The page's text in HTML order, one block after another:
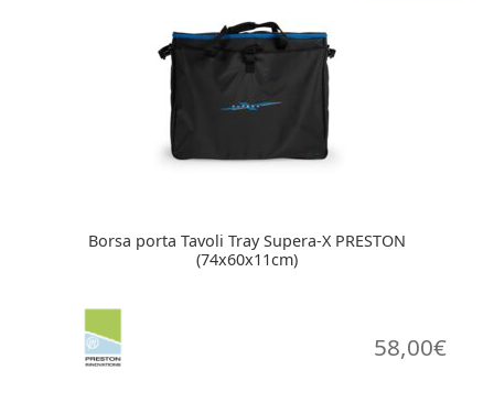
Borsa porta Tavoli Tray Supera-X PRESTON
(74x60x11cm)
58,00€